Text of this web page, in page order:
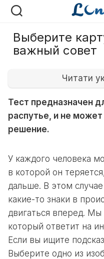
Перейти
Выберите
важный совет
Читати
Тест предназначен
распутье, и не
решение.
У каждого человека
в которой он
дальше. В этом
какие-то знаки в
двигаться вперед. Мы
который ответит на
Если вы ищите
Выберите одно из